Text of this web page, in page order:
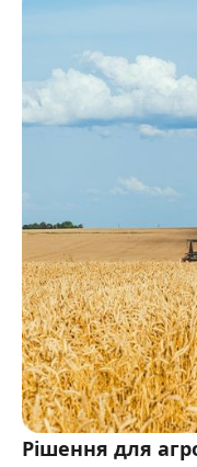
Рішення для